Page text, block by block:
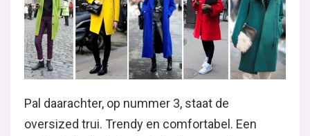
Pal daarachter, op nummer 3, staat de
oversized trui. Trendy en comfortabel. Een